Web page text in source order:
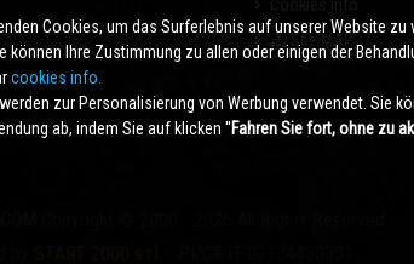
Cookies, um das Surferlebnis auf unserer Website
können Ihre Zustimmung zu allen oder einigen der
cookies info.
zur Personalisierung von Werbung verwendet. Sie
ab, indem Sie auf klicken ''Fahren Sie fort, ohne zu